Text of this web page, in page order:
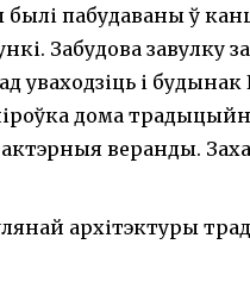
пабудаваны ў
Забудова завулку
уваходзіць і
дома
веранды.
архітэктуры